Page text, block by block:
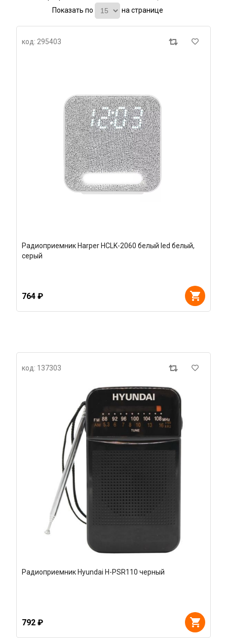
Показать по
на странице
код: 295403
Радиоприемник Harper HCLK-2060 белый led белый,
серый
764 ₽
код: 137303
Радиоприемник Hyundai H-PSR110 черный
792 ₽